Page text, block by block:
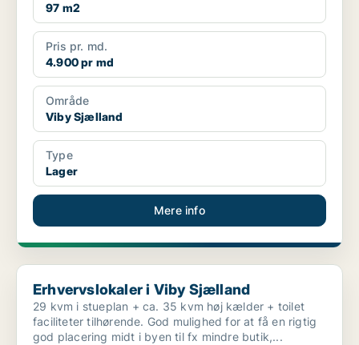
97 m2
Pris pr. md.
4.900 pr md
Område
Viby Sjælland
Type
Lager
Mere info
Erhvervslokaler i Viby Sjælland
Erhvervslokaler i Viby Sjælland
29 kvm i stueplan + ca. 35 kvm høj kælder + toilet
faciliteter tilhørende. God mulighed for at få en rigtig
god placering midt i byen til fx mindre butik,...